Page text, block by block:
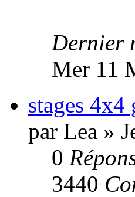
Dernier
Mer 11
stages
par Lea »
0
3440